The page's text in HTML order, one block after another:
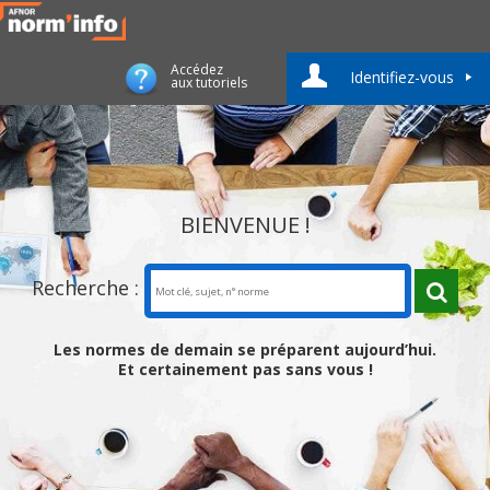
Accédez
aux tutoriels Identifiez-vous
BIENVENUE !
Recherche :
Les normes de demain se préparent aujourd’hui.
Et certainement pas sans vous !